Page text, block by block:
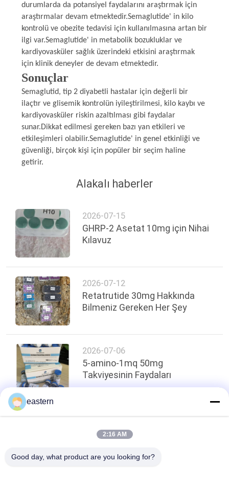
durumlarda da potansiyel faydalarını araştırmak için
araştırmalar devam etmektedir.Semaglutide' in kilo
kontrolü ve obezite tedavisi için kullanılmasına artan bir
ilgi var.Semaglutide' in metabolik bozukluklar ve
kardiyovasküler sağlık üzerindeki etkisini araştırmak
için klinik deneyler de devam etmektedir.
Sonuçlar
Semaglutid, tip 2 diyabetli hastalar için değerli bir
ilaçtır ve glisemik kontrolün iyileştirilmesi, kilo kaybı ve
kardiyovasküler riskin azaltılması gibi faydalar
sunar.Dikkat edilmesi gereken bazı yan etkileri ve
etkileşimleri olabilir.Semaglutide' in genel etkinliği ve
güvenliği, birçok kişi için popüler bir seçim haline
getirir.
Alakalı haberler
2026-07-15
GHRP-2 Asetat 10mg için Nihai
Kılavuz
2026-07-12
Retatrutide 30mg Hakkında
Bilmeniz Gereken Her Şey
2026-07-06
5-amino-1mq 50mg
Takviyesinin Faydaları
Sayfanın Üstü
eastern
2:16 AM
Good day, what product are you looking for?